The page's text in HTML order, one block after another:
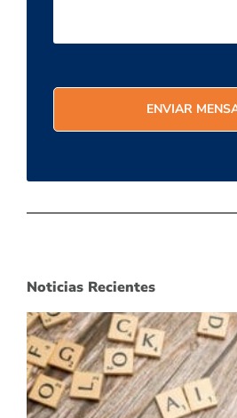
Noticias Recientes